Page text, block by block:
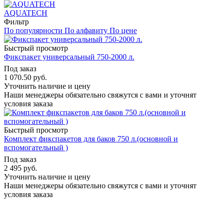
AQUATECH
Фильтр
По популярности По алфавиту По цене
Быстрый просмотр
Фикспакет универсальный 750-2000 л.
Под заказ
1 070.50 руб.
Уточнить наличие и цену
Наши менеджеры обязательно свяжутся с вами и уточнят
условия заказа
Быстрый просмотр
Комплект фикспакетов для баков 750 л.(основной и
вспомогательный )
Под заказ
2 495 руб.
Уточнить наличие и цену
Наши менеджеры обязательно свяжутся с вами и уточнят
условия заказа